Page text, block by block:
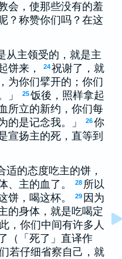
会，使那些没有的羞
？称赞你们吗？在这
从主领受的，就是主
饼来，
24祝谢了，就
为你们擘开的；你们
」
25饭後，照样拿起
所立的新约，你们每
的是记念我。」
26你
宣扬主的死，直等到
适的态度吃主的饼，
、主的血了。
28 所以
饼，喝这杯。
29 因为
的身体，就是吃喝定
，你们中间有许多人
（「死了」直译作
若仔细省察自己，就